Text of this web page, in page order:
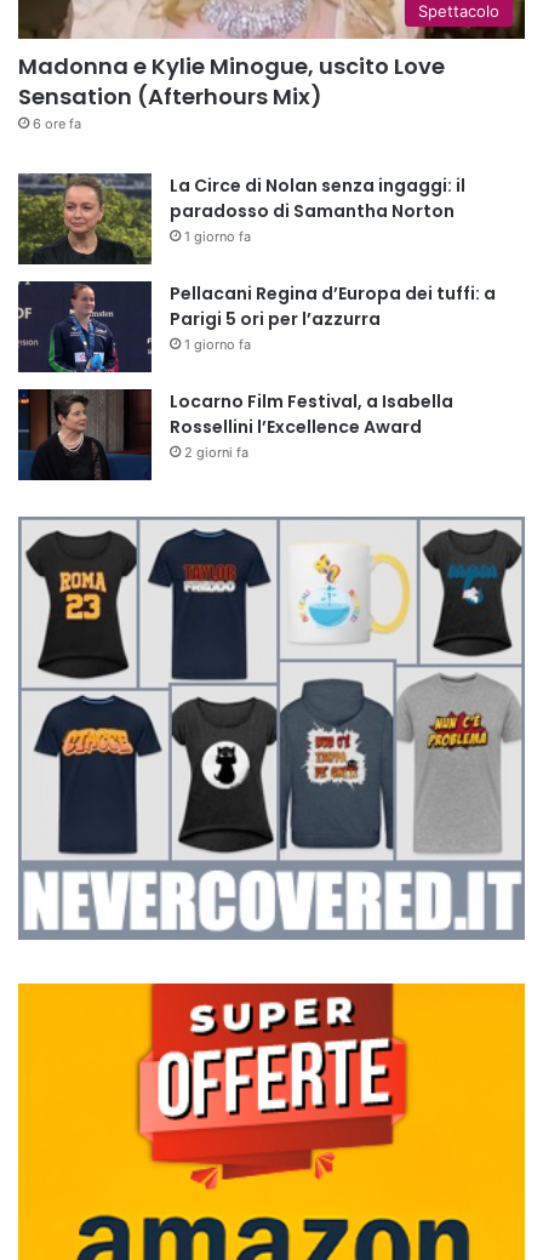
Spettacolo
Madonna e Kylie Minogue, uscito Love
Sensation (Afterhours Mix)
6 ore fa
La Circe di Nolan senza ingaggi: il
paradosso di Samantha Norton
1 giorno fa
Pellacani Regina d’Europa dei tuffi: a
Parigi 5 ori per l’azzurra
1 giorno fa
Locarno Film Festival, a Isabella
Rossellini l’Excellence Award
2 giorni fa